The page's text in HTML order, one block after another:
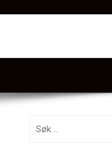
etter: